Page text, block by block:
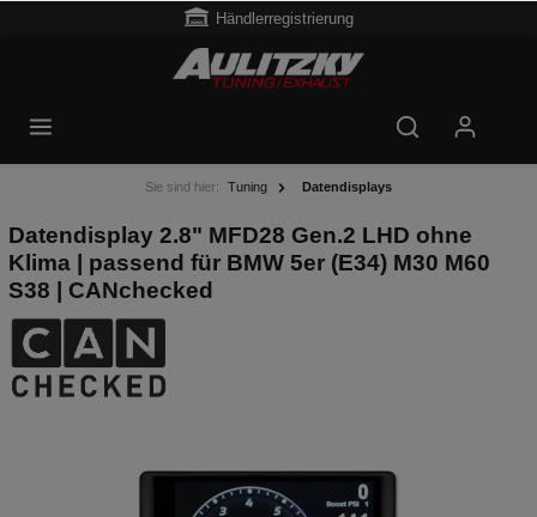
Händlerregistrierung
Sie sind hier: Tuning Datendisplays
Datendisplay 2.8" MFD28 Gen.2 LHD ohne
Klima | passend für BMW 5er (E34) M30 M60
S38 | CANchecked